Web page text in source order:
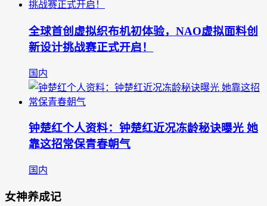
全球首创虚拟织布机初体验，NAO虚拟面料创
新设计挑战赛正式开启！
国内
钟楚红个人资料：钟楚红近况冻龄秘诀曝光 她
靠这招常保青春朝气
国内
女神养成记